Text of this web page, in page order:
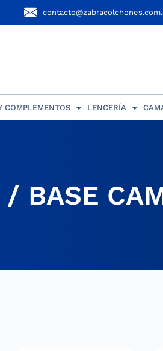
COMPLEMENTOS LENCERÍA
/ BASE